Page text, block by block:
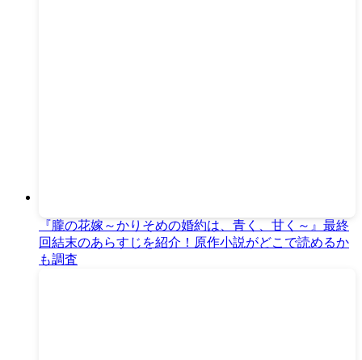
『朧の花嫁～かりそめの婚約は、青く、甘く～』最終
回結末のあらすじを紹介！原作小説がどこで読めるか
も調査